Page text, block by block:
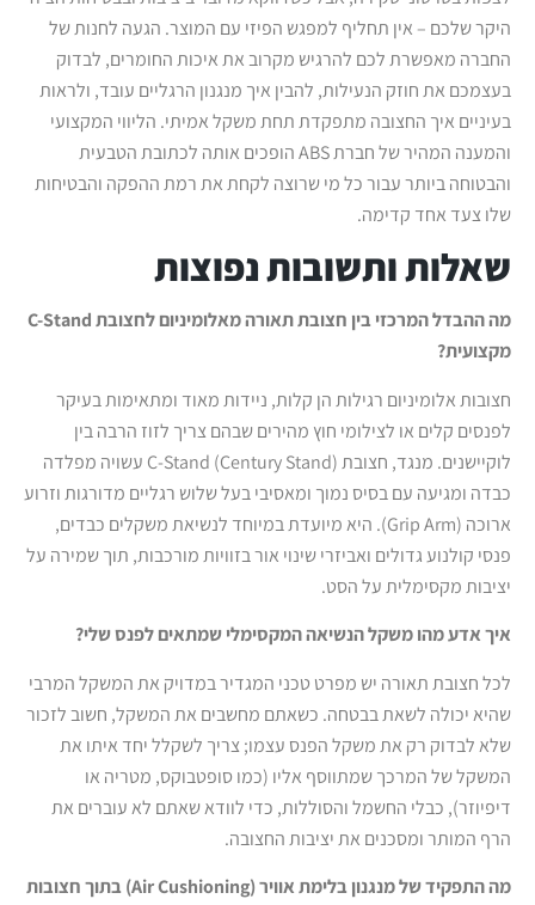
היקר שלכם – אין תחליף למפגש הפיזי עם המוצר. הגעה לחנות של
החברה מאפשרת לכם להרגיש מקרוב את איכות החומרים, לבדוק
בעצמכם את חוזק הנעילות, להבין איך מנגנון הרגליים עובד, ולראות
בעיניים איך החצובה מתפקדת תחת משקל אמיתי. הליווי המקצועי
והמענה המהיר של חברת ABS הופכים אותה לכתובת הטבעית
והבטוחה ביותר עבור כל מי שרוצה לקחת את רמת ההפקה והבטיחות
שלו צעד אחד קדימה.
שאלות ותשובות נפוצות
מה ההבדל המרכזי בין חצובת תאורה מאלומיניום לחצובתC-Stand
מקצועית?
חצובות אלומיניום רגילות הן קלות, ניידות מאוד ומתאימות בעיקר
לפנסים קלים או לצילומי חוץ מהירים שבהם צריך לזוז הרבה בין
לוקיישנים. מנגד, חצובת C-Stand (Century Stand) עשויה מפלדה
כבדה ומגיעה עם בסיס נמוך ומאסיבי בעל שלוש רגליים מדורגות וזרוע
ארוכה (Grip Arm). היא מיועדת במיוחד לנשיאת משקלים כבדים,
פנסי קולנוע גדולים ואביזרי שינוי אור בזוויות מורכבות, תוך שמירה על
יציבות מקסימלית על הסט.
איך אדע מהו משקל הנשיאה המקסימלי שמתאים לפנס שלי?
לכל חצובת תאורה יש מפרט טכני המגדיר במדויק את המשקל המרבי
שהיא יכולה לשאת בבטחה. כשאתם מחשבים את המשקל, חשוב לזכור
שלא לבדוק רק את משקל הפנס עצמו; צריך לשקלל יחד איתו את
המשקל של המרכך שמתווסף אליו (כמו סופטבוקס, מטריה או
דיפיוזר), כבלי החשמל והסוללות, כדי לוודא שאתם לא עוברים את
הרף המותר ומסכנים את יציבות החצובה.
מה התפקיד של מנגנון בלימת אוויר (
Air Cushioning) בתוך חצובות